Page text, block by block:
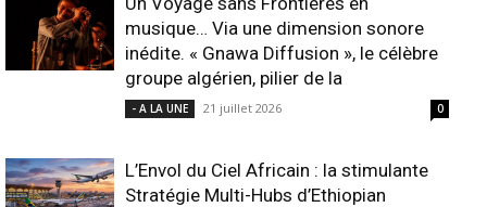
musique… Via une dimension sonore
inédite. « Gnawa Diffusion », le célèbre
groupe algérien, pilier de la
- A LA UNE 21 juillet 2026 0
L’Envol du Ciel Africain : la stimulante
Stratégie Multi-Hubs d’Ethiopian